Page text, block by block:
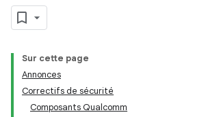
Sur cette page
Annonces
Correctifs de sécurité
Composants Qualcomm